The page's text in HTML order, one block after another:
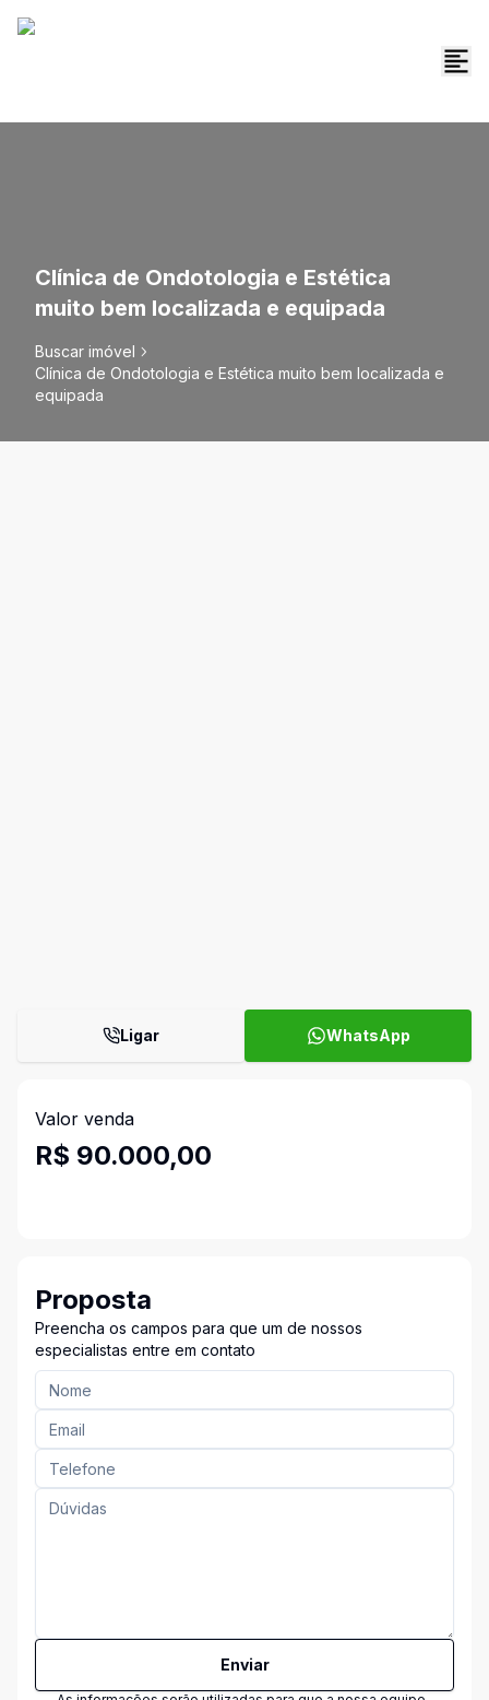
Clínica de Ondotologia e Estética
muito bem localizada e equipada
Buscar imóvel
Clínica de Ondotologia e Estética muito bem localizada e
equipada
Ligar WhatsApp
Valor venda
R$ 90.000,00
Proposta
Preencha os campos para que um de nossos
especialistas entre em contato
Enviar